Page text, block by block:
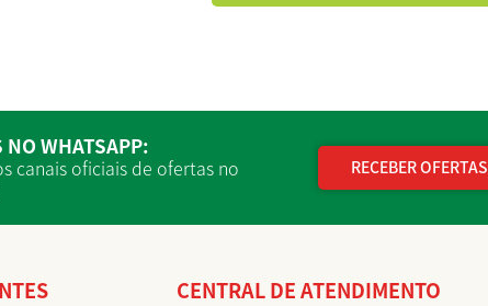
NO WHATSAPP:
canais oficiais de ofertas no
RECEBER OFERTAS
CENTRAL DE ATENDIMENTO